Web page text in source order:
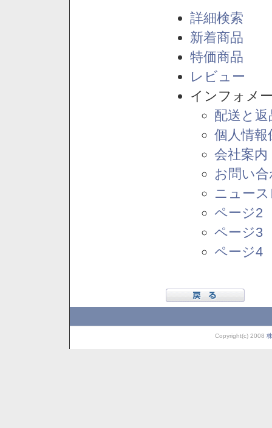
詳細検索
新着商品
特価商品
レビュー
インフォメ
配送と
個人情報
会社案内
お問い
ニュー
ページ2
ページ3
ページ4
Copyright(c) 2008